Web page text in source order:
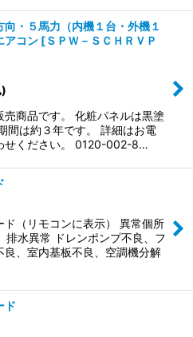
・５馬力（内機１台・外機１
アコン [ＳＰＷ－ＳＣＨＲＶＰ
売商品です。 化粧パネルは黒塗
間は約３年です。 詳細はお電
せください。 0120-002-8…
ド（リモコンに表示） 異常個所
排水異常 ドレンポンプ不良、フ
良、室内基板不良、空調機分解
ド